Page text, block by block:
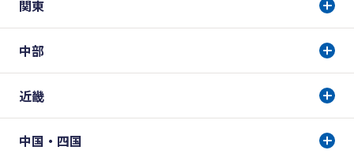
関東
中部
近畿
中国・四国